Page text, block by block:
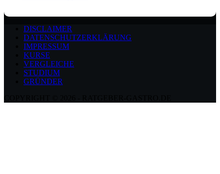
DISCLAIMER
DATENSCHUTZERKLÄRUNG
IMPRESSUM
KURSE
VERGLEICHE
STUDIUM
GRÜNDER